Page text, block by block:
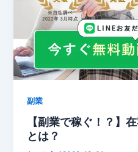
副業
【副業で稼ぐ！？】
とは？